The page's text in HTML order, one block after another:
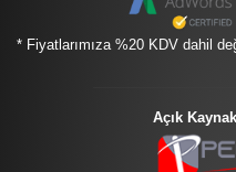
* Fiyatlarımıza %20 KDV dahil
Açık